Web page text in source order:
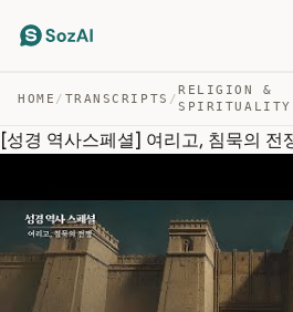
HOME / TRANSCRIPTS /
RELIGION &
SPIRITUALITY
[성경 역사스페셜] 여리고, 침묵의 전